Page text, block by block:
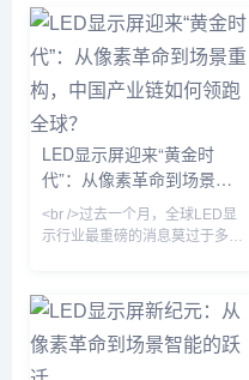
其先进的光学显示技术、紧
凑的设计、长时间的电池续
航以及与AR...
户带来震撼的沉浸式视觉体
验。我们的业务涵盖了裸眼
3D制作、动漫游戏开发、摄
像及视频制作、数字文化创
意内容服务等多个领域。通
示方案，应用广泛，深受品
牌推广、文化...
LED显示屏迎来“黄金时
代”：从像素革命到场景重
构，中国产业链如何领跑全
球？
<br />过去一个月，全球LED显
示行业最重磅的消息莫过于多家
产。这意味着被业界视为“终极
显示技术”的Micro LED，终于从
实验室走向生产线。与传统的
LCD和OLED相比，Micro LED